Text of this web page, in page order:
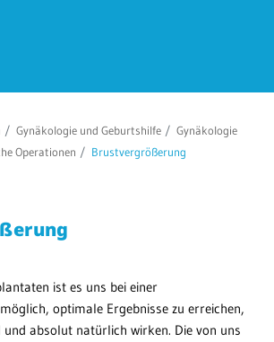
Gynäkologie und Geburtshilfe
Gynäkologie
Operationen
Brustvergrößerung
ist es uns bei einer
optimale Ergebnisse zu erreichen,
absolut natürlich wirken. Die von uns